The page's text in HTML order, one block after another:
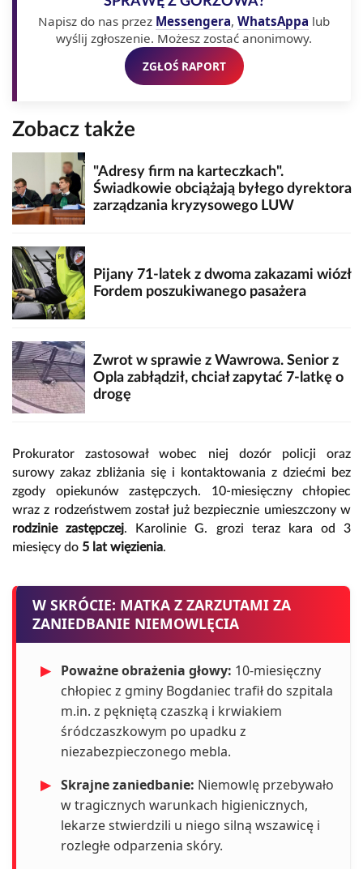
Napisz do nas przez Messengera, WhatsAppa lub
wyślij zgłoszenie. Możesz zostać anonimowy.
ZGŁOŚ RAPORT
Zobacz także
"Adresy firm na karteczkach".
Świadkowie obciążają byłego dyrektora
zarządzania kryzysowego LUW
Pijany 71-latek z dwoma zakazami wiózł
Fordem poszukiwanego pasażera
Zwrot w sprawie z Wawrowa. Senior z
Opla zabłądził, chciał zapytać 7-latkę o
drogę
Prokurator zastosował wobec niej dozór policji oraz
surowy zakaz zbliżania się i kontaktowania z dziećmi bez
zgody opiekunów zastępczych. 10-miesięczny chłopiec
wraz z rodzeństwem został już bezpiecznie umieszczony w
rodzinie zastępczej. Karolinie G. grozi teraz kara od 3
miesięcy do 5 lat więzienia.
W SKRÓCIE: MATKA Z ZARZUTAMI ZA
ZANIEDBANIE NIEMOWLĘCIA
▶ Poważne obrażenia głowy: 10-miesięczny
chłopiec z gminy Bogdaniec trafił do szpitala
m.in. z pękniętą czaszką i krwiakiem
śródczaszkowym po upadku z
niezabezpieczonego mebla.
▶ Skrajne zaniedbanie: Niemowlę przebywało
w tragicznych warunkach higienicznych,
lekarze stwierdzili u niego silną wszawicę i
rozległe odparzenia skóry.